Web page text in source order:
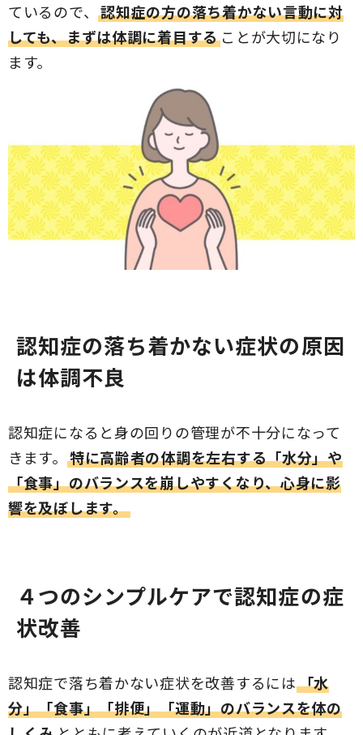
ているので、認知症の方の落ち着かない言動に対
しても、まずは体調に着目する ことが大切になり
ます。
認知症の落ち着かない症状の原因
は体調不良
認知症になると身の回りの管理が不十分になって
きます。 特に高齢者の体調を左右する「水分」や
「食事」のバランスを崩しやすくなり、心身に影
響を及ぼします。
４つのシンプルケアで認知症の症
状改善
認知症で落ち着かない症状を改善するには「水
分」「食事」「排便」「運動」のバランスを体の